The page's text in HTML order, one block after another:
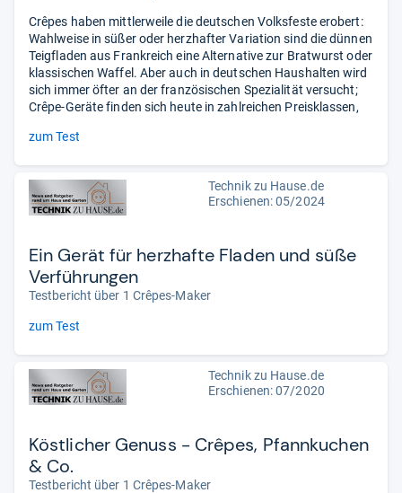
Crêpes haben mittlerweile die deutschen Volksfeste erobert:
Wahlweise in süßer oder herzhafter Variation sind die dünnen
Teigfladen aus Frankreich eine Alternative zur Bratwurst oder
klassischen Waffel. Aber auch in deutschen Haushalten wird
sich immer öfter an der französischen Spezialität versucht;
Crêpe-Geräte finden sich heute in zahlreichen Preisklassen,
zum Test
Technik zu Hause.de
Erschienen: 05/2024
Ein Gerät für herzhafte Fladen und süße
Verführungen
Testbericht über 1 Crêpes-Maker
zum Test
Technik zu Hause.de
Erschienen: 07/2020
Köstlicher Genuss - Crêpes, Pfannkuchen
& Co.
Testbericht über 1 Crêpes-Maker